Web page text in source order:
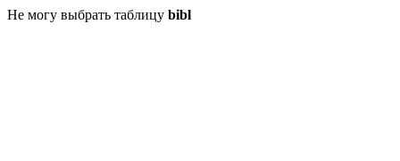
Не могу выбрать таблицу bibl